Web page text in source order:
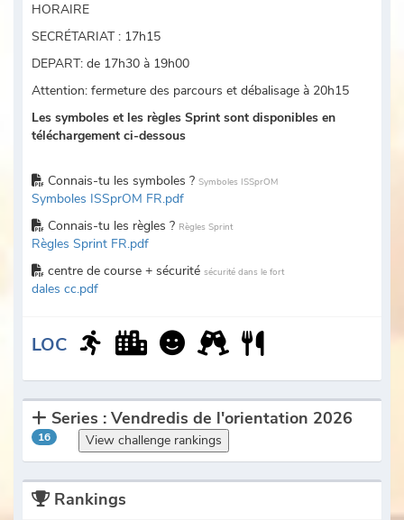
HORAIRE
SECRÉTARIAT : 17h15
DEPART: de 17h30 à 19h00
Attention: fermeture des parcours et débalisage à 20h15
Les symboles et les règles Sprint sont disponibles en
téléchargement ci-dessous
Connais-tu les symboles ? Symboles ISSprOM
Symboles ISSprOM FR.pdf
Connais-tu les règles ? Règles Sprint
Règles Sprint FR.pdf
centre de course + sécurité sécurité dans le fort
dales cc.pdf
LOC
Series : Vendredis de l'orientation 2026
16 View challenge rankings
Rankings